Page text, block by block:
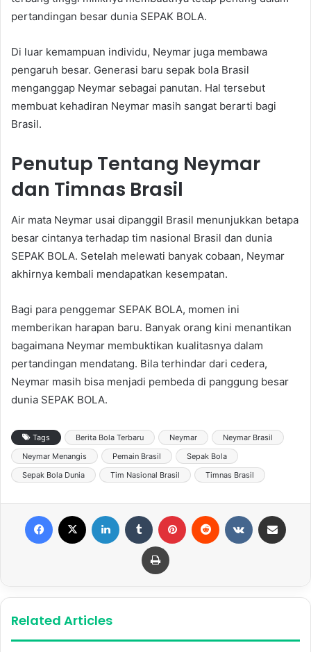
pertandingan besar dunia SEPAK BOLA.
Di luar kemampuan individu, Neymar juga membawa
pengaruh besar. Generasi baru sepak bola Brasil
menganggap Neymar sebagai panutan. Hal tersebut
membuat kehadiran Neymar masih sangat berarti bagi
Brasil.
Penutup Tentang Neymar
dan Timnas Brasil
Air mata Neymar usai dipanggil Brasil menunjukkan betapa
besar cintanya terhadap tim nasional Brasil dan dunia
SEPAK BOLA. Setelah melewati banyak cobaan, Neymar
akhirnya kembali mendapatkan kesempatan.
Bagi para penggemar SEPAK BOLA, momen ini
memberikan harapan baru. Banyak orang kini menantikan
bagaimana Neymar membuktikan kualitasnya dalam
pertandingan mendatang. Bila terhindar dari cedera,
Neymar masih bisa menjadi pembeda di panggung besar
dunia SEPAK BOLA.
Tags Berita Bola Terbaru Neymar
Neymar Brasil
Neymar Menangis
Pemain Brasil
Sepak Bola
Sepak Bola Dunia
Tim Nasional Brasil Timnas Brasil
Print
Related Articles